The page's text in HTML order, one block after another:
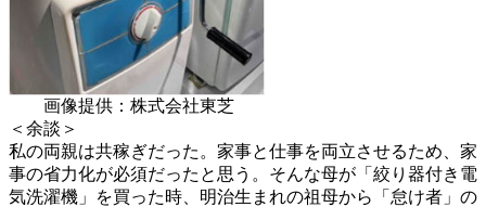
画像提供：株式会社東芝
＜余談＞
私の両親は共稼ぎだった。家事と仕事を両立させるため、家
事の省力化が必須だったと思う。そんな母が「絞り器付き電
気洗濯機」を買った時、明治生まれの祖母から「怠け者」の